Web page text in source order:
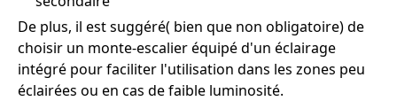
De plus, il est suggéré( bien que non obligatoire) de
choisir un monte-escalier équipé d'un éclairage
intégré pour faciliter l'utilisation dans les zones peu
éclairées ou en cas de faible luminosité.